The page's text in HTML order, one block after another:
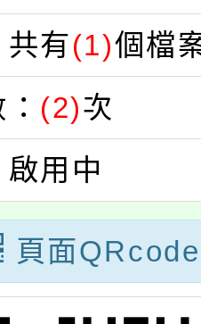
有(1)個檔
(2)次
用中
頁面QRcode